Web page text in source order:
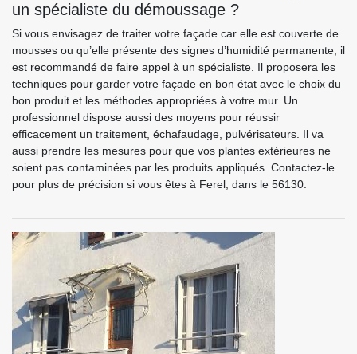
un spécialiste du démoussage ?
Si vous envisagez de traiter votre façade car elle est couverte de
mousses ou qu’elle présente des signes d’humidité permanente, il
est recommandé de faire appel à un spécialiste. Il proposera les
techniques pour garder votre façade en bon état avec le choix du
bon produit et les méthodes appropriées à votre mur. Un
professionnel dispose aussi des moyens pour réussir
efficacement un traitement, échafaudage, pulvérisateurs. Il va
aussi prendre les mesures pour que vos plantes extérieures ne
soient pas contaminées par les produits appliqués. Contactez-le
pour plus de précision si vous êtes à Ferel, dans le 56130.